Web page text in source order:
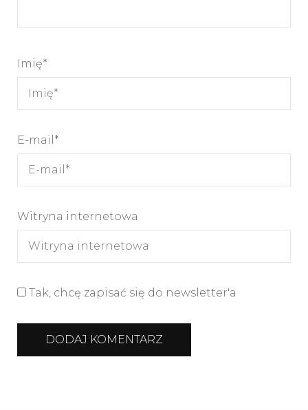
Imię*
E-mail *
Witryna internetowa
Tak, chcę zapisać się do newsletter'a